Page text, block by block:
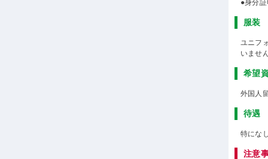
●身分
服装
ユニフ
いませ
希望
外国人
待遇
特にな
注意